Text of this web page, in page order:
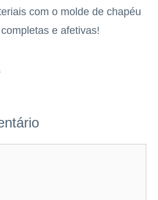
com o molde de chapéu
e afetivas!